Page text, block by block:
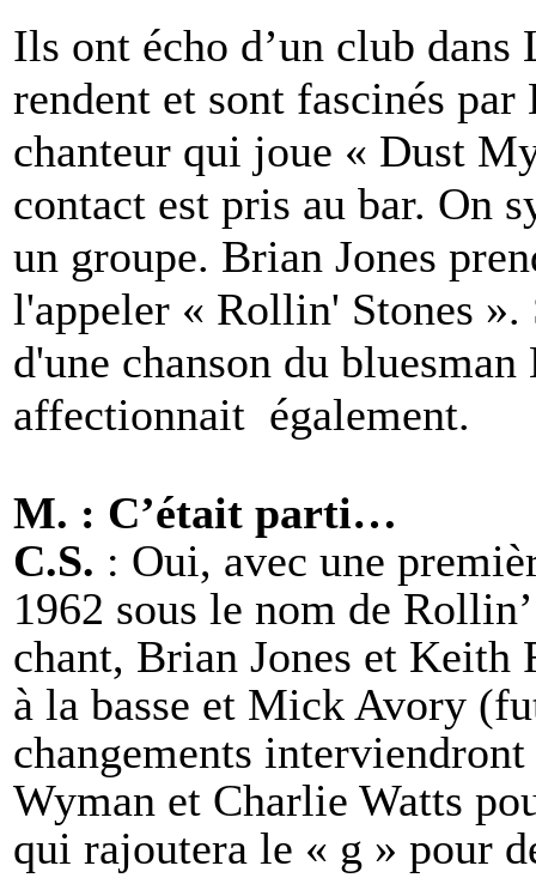
Ils ont écho d’un club
rendent et sont fascinés
chanteur qui joue « Dust
contact est pris au bar. On
un groupe. Brian Jones
l'appeler « Rollin' Stones
d'une chanson du
affectionnait également.
M. : C’était parti…
C.S. : Oui, avec une
1962 sous le nom de
chant, Brian Jones et
à la basse et Mick Avory
changements
Wyman et Charlie Watts
qui rajoutera le « g » pour